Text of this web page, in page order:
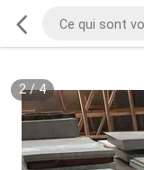
2/4